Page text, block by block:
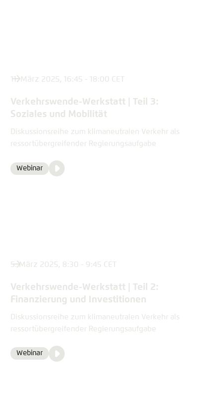
11. März 2025, 16:45 - 18:00 CET
Verkehrswende-Werkstatt | Teil 3:
Soziales und Mobilität
Diskussionsreihe zum klimaneutralen Verkehr als
ressortübergreifender Regierungsaufgabe
Format
Webinar
Media
Video
5. März 2025, 8:30 - 9:45 CET
Verkehrswende-Werkstatt | Teil 2:
Finanzierung und Investitionen
Diskussionsreihe zum klimaneutralen Verkehr als
ressortübergreifender Regierungsaufgabe
Format
Webinar
Media
Video